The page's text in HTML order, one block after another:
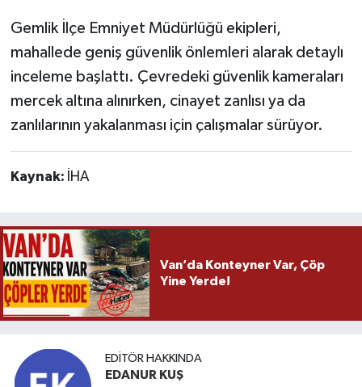
Gemlik İlçe Emniyet Müdürlüğü ekipleri,
mahallede geniş güvenlik önlemleri alarak detaylı
inceleme başlattı. Çevredeki güvenlik kameraları
mercek altına alınırken, cinayet zanlısı ya da
zanlılarının yakalanması için çalışmalar sürüyor.
Kaynak: İHA
Van’da Konteyner Var, Çöp
Yine Yerde!
EDITÖR HAKKINDA
EDANUR KUŞ